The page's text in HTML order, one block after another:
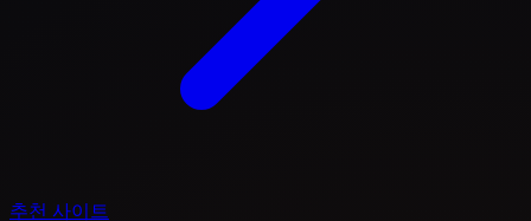
추천 사이트